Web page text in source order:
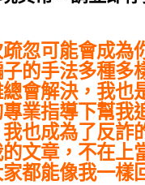
忽可能會成為
的手法多種多
會解決，我也
業指導下幫我
也成為了反詐
文章，不在上
都能像我一樣